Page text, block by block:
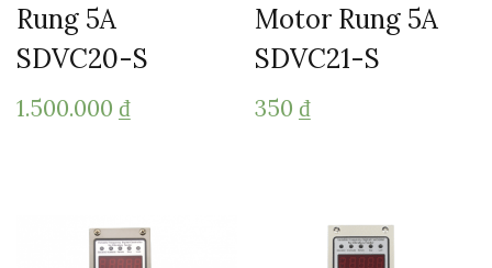
Rung 5A
SDVC20-S
1.500.000 ₫
Motor Rung 5A
SDVC21-S
350 ₫